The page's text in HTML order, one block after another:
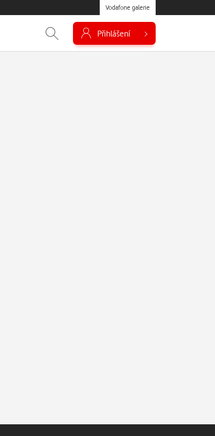
Vodafone galerie
Přihlášení